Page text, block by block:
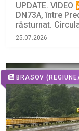
UPDATE.
DN73A, între
răsturnat.
25.07.2026
BRASOV